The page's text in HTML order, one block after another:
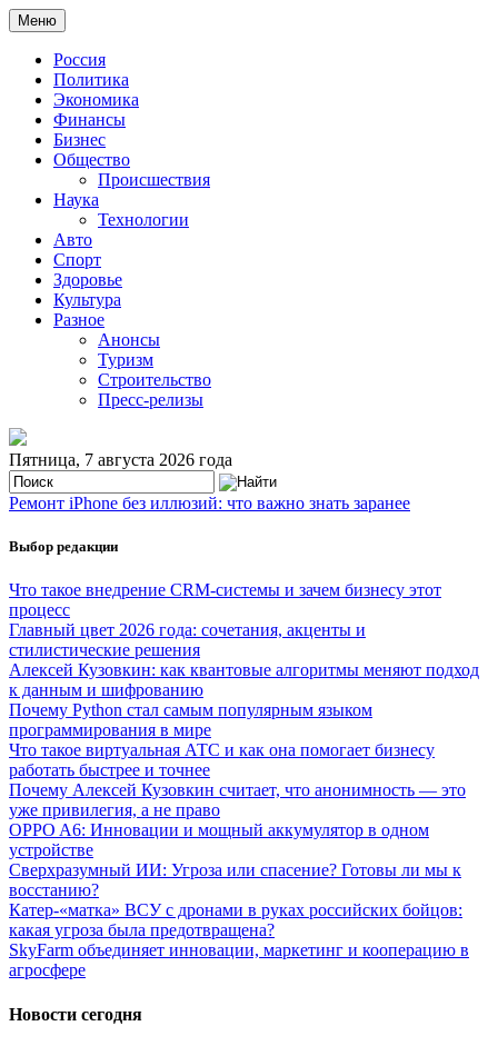
Меню
Россия
Политика
Экономика
Финансы
Бизнес
Общество
Происшествия
Наука
Технологии
Авто
Спорт
Здоровье
Культура
Разное
Анонсы
Туризм
Строительство
Пресс-релизы
Пятница, 7 августа 2026 года
Ремонт iPhone без иллюзий: что важно знать заранее
Выбор редакции
Что такое внедрение CRM-системы и зачем бизнесу этот
процесс
Главный цвет 2026 года: сочетания, акценты и
стилистические решения
Алексей Кузовкин: как квантовые алгоритмы меняют подход
к данным и шифрованию
Почему Python стал самым популярным языком
программирования в мире
Что такое виртуальная АТС и как она помогает бизнесу
работать быстрее и точнее
Почему Алексей Кузовкин считает, что анонимность — это
уже привилегия, а не право
OPPO A6: Инновации и мощный аккумулятор в одном
устройстве
Сверхразумный ИИ: Угроза или спасение? Готовы ли мы к
восстанию?
Катер-«матка» ВСУ с дронами в руках российских бойцов:
какая угроза была предотвращена?
SkyFarm объединяет инновации, маркетинг и кооперацию в
агросфере
Новости сегодня